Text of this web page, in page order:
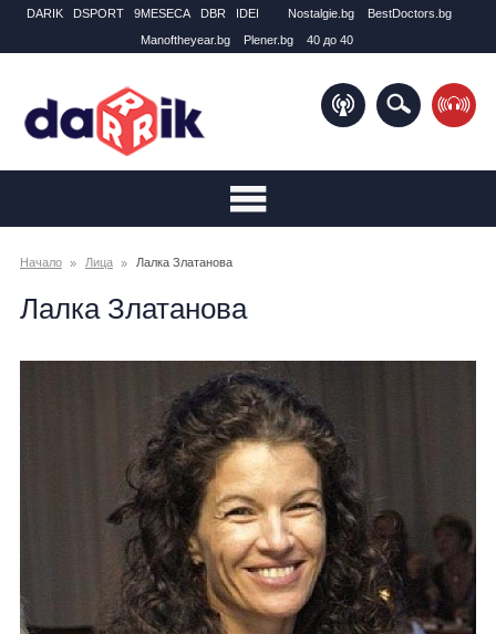
DARIK DSPORT 9MESECA DBR IDEI Nostalgie.bg
BestDoctors.bg
Manоftheyear.bg
Plener.bg 40 до 40
Лалка Златанова
Начало Лица Лалка Златанова